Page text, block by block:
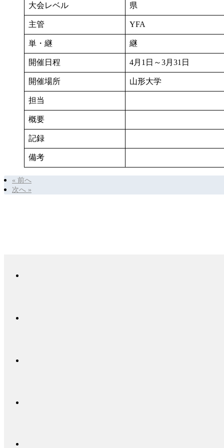
大会レベル 県
主管 YFA
単・継 継
開催日程 4月1日～3月31日
開催場所 山形大学
担当
概要
記録
備考
« 前へ
次へ »